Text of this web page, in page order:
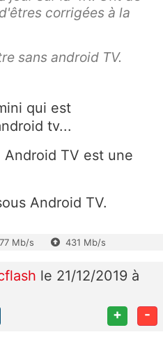
corrigées à la
sans android TV.
qui est
tv...
TV est une
Android TV.
Mb/s 431 Mb/s
le 21/12/2019 à
+ -